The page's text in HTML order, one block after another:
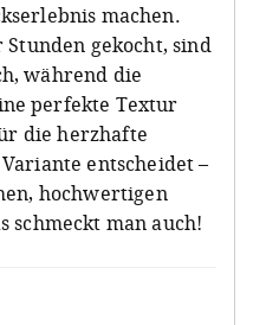
machen.
gekocht, sind
während die
perfekte Textur
die herzhafte
entscheidet –
hochwertigen
schmeckt man auch!